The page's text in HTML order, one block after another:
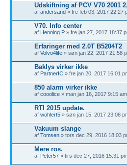
Udskiftning af PCV V70 2001
af andersand » fre feb 03, 2017 22:27
V70. Info center
af Henning P » fre jan 27, 2017 18:37
Erfaringer med 2.0T B5204T2
af Volvo4life » søn jan 22, 2017 21:58
Baklys virker ikke
af PartnerIC » fre jan 20, 2017 16:01
850 alarm virker ikke
af cooolice » man jan 16, 2017 9:15
RTI 2015 update.
af wohlert5 » søn jan 15, 2017 23:08
Vakuum slange
af Tomsen » tors dec 29, 2016 18:03
Mere ros.
af Peter57 » tirs dec 27, 2016 15:31